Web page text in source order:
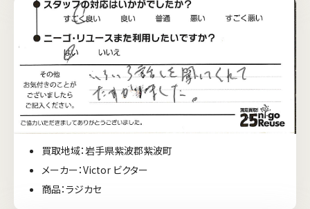
買取地域：岩手県紫波郡紫波町
メーカー：Victor ビクター
商品：ラジカセ